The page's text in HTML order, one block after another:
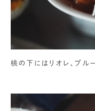
桃の下にはリオレ、ブルー